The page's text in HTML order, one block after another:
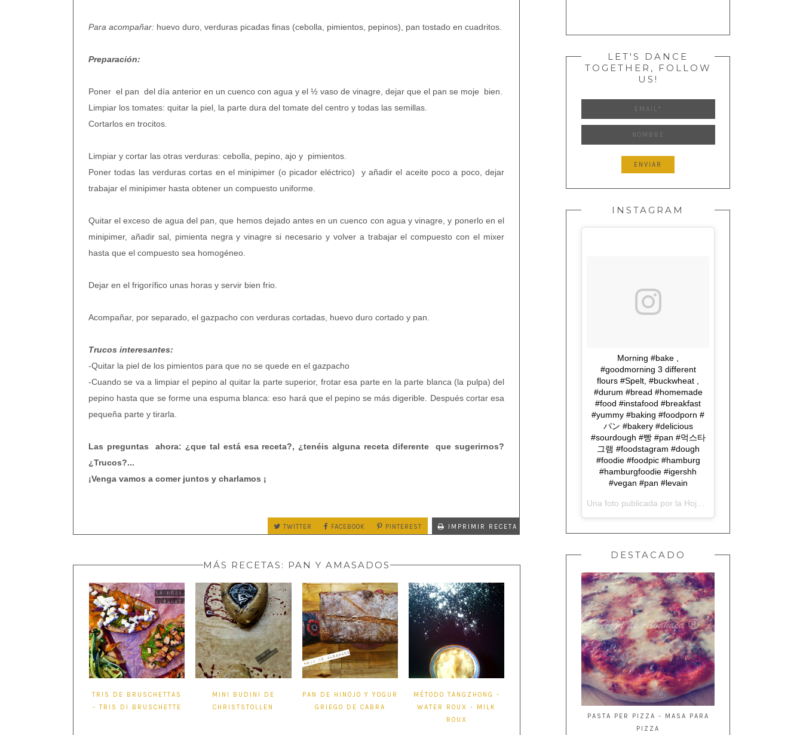
Para acompañar: huevo duro, verduras picadas finas (cebolla, pimientos, pepinos), pan tostado en cuadritos.
Preparación:
Poner el pan del día anterior en un cuenco con agua y el ½ vaso de vinagre, dejar que el pan se moje bien.
Limpiar los tomates: quitar la piel, la parte dura del tomate del centro y todas las semillas.
Cortarlos en trocitos.
Limpiar y cortar las otras verduras: cebolla, pepino, ajo y pimientos.
Poner todas las verduras cortas en el minipimer (o picador eléctrico) y añadir el aceite poco a poco, dejar
trabajar el minipimer hasta obtener un compuesto uniforme.
Quitar el exceso de agua del pan, que hemos dejado antes en un cuenco con agua y vinagre, y ponerlo en el
minipimer, añadir sal, pimienta negra y vinagre si necesario y volver a trabajar el compuesto con el mixer
hasta que el compuesto sea homogéneo.
Dejar en el frigorífico unas horas y servir bien frio.
Acompañar, por separado, el gazpacho con verduras cortadas, huevo duro cortado y pan.
Trucos interesantes:
-Quitar la piel de los pimientos para que no se quede en el gazpacho
-Cuando se va a limpiar el pepino al quitar la parte superior, frotar esa parte en la parte blanca (la pulpa) del
pepino hasta que se forme una espuma blanca: eso hará que el pepino se más digerible. Después cortar esa
pequeña parte y tirarla.
Las preguntas ahora: ¿que tal está esa receta?, ¿tenéis alguna receta diferente que sugerirnos?
¿Trucos?...
¡Venga vamos a comer juntos y charlamos ¡
TWITTER FACEBOOK PINTEREST IMPRIMIR RECETA
MÁS RECETAS: PAN Y AMASADOS
TRIS DE BRUSCHETTAS
- TRIS DI BRUSCHETTE
MINI BUDINI DE
CHRISTSTOLLEN
PAN DE HINOJO Y YOGUR
GRIEGO DE CABRA
MÉTODO TANGZHONG -
WATER ROUX - MILK
ROUX
LET'S DANCE
TOGETHER, FOLLOW
US!
INSTAGRAM
Morning #bake ,
#goodmorning 3 different
flours #Spelt, #buckwheat ,
#durum #bread #homemade
#food #instafood #breakfast
#yummy #baking #foodporn #
パン #bakery #delicious
#sourdough #빵 #pan #먹스타
그램 #foodstagram #dough
#foodie #foodpic #hamburg
#hamburgfoodie #igershh
#vegan #pan #levain
Una foto publicada por la Hoja de Albahaca (@lahojadealbahaca) el
DESTACADO
PASTA PER PIZZA - MASA PARA
PIZZA